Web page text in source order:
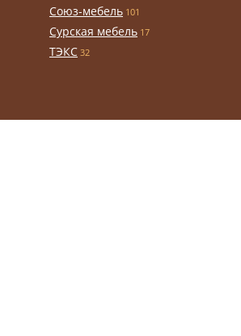
Союз-мебель 101
Сурская мебель 17
ТЭКС 32